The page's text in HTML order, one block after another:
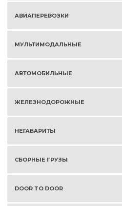
АВИАПЕРЕВОЗКИ
МУЛЬТИМОДАЛЬНЫЕ
АВТОМОБИЛЬНЫЕ
ЖЕЛЕЗНОДОРОЖНЫЕ
НЕГАБАРИТЫ
СБОРНЫЕ ГРУЗЫ
DOOR TO DOOR